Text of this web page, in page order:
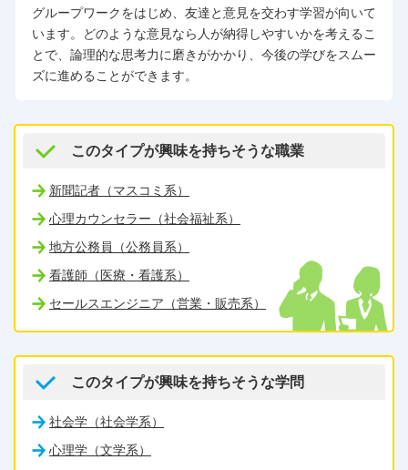
グループワークをはじめ、友達と意見を交わす学習が向いて
います。どのような意見なら人が納得しやすいかを考えるこ
とで、論理的な思考力に磨きがかかり、今後の学びをスムー
ズに進めることができます。
このタイプが興味を持ちそうな職業
新聞記者（マスコミ系）
心理カウンセラー（社会福祉系）
地方公務員（公務員系）
看護師（医療・看護系）
セールスエンジニア（営業・販売系）
このタイプが興味を持ちそうな学問
社会学（社会学系）
心理学（文学系）